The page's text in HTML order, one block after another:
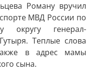
Роману вручил
МВД России по
округу генерал-
Теплые слова
в адрес мамы
сына.